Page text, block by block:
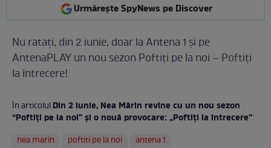
Urmărește SpyNews pe Discover
Nu ratați, din 2 iunie, doar la Antena 1 și pe
AntenaPLAY un nou sezon Poftiți pe la noi – Poftiți
la întrecere!
În articolulDin 2 iunie, Nea Mărin revine cu un nou sezon
“Poftiți pe la noi” și o nouă provocare: „Poftiți la întrecere”:
nea marin
poftiti pe la noi antena 1